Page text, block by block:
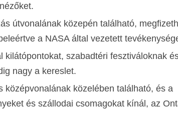
útvonalának közepén található,
a NASA által vezetett
kilátópontokat, szabadtéri fesztiváloknak
nagy a kereslet.
középvonalának közelében található, és a
és szállodai csomagokat kínál, az